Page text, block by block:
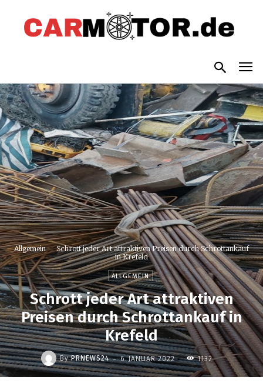
Allgemein
Schrott jeder Art attraktiven Preisen durch Schrottankauf
in Krefeld
ALLGEMEIN
Schrott jeder Art attraktiven
Preisen durch Schrottankauf in
Krefeld
By PRNEWS24 - 6. JANUAR 2022 1132